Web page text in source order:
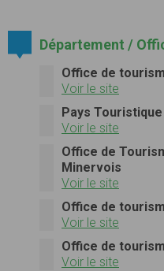
Département /
Office de
Voir le site
Pays
Voir le site
Office de
Minervois
Voir le site
Office de
Voir le site
Office de
Voir le site